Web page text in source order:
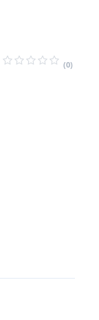
(0)